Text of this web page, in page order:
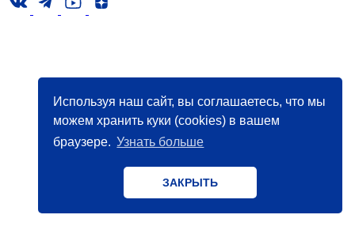
Используя наш сайт, вы соглашаетесь, что мы
можем хранить куки (cookies) в вашем
браузере. Узнать больше
ЗАКРЫТЬ